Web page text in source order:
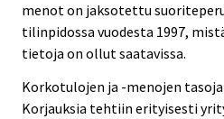
menot on jaksotettu
tilinpidossa vuodesta 1997,
tietoja on ollut saatavissa.
Korkotulojen ja -menojen
Korjauksia tehtiin erityisesti